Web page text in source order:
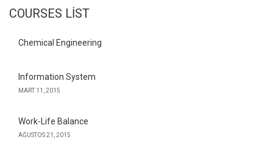
COURSES LIST
Chemical Engineering
Information System
MART 11, 2015
Work-Life Balance
AĞUSTOS 21, 2015